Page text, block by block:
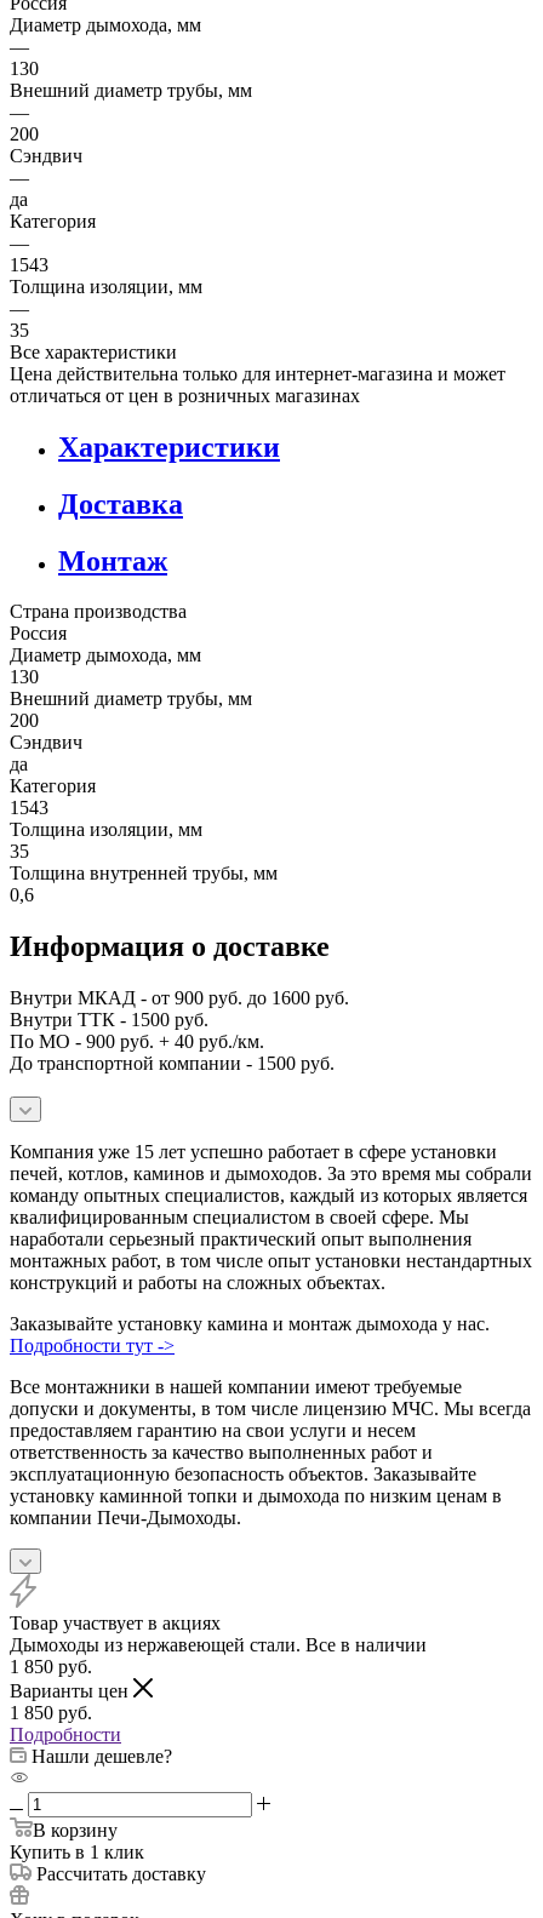
Диаметр дымохода, мм
—
130
Внешний диаметр трубы, мм
—
200
Сэндвич
—
да
Категория
—
1543
Толщина изоляции, мм
—
35
Все характеристики
Цена действительна только для интернет-магазина и может
отличаться от цен в розничных магазинах
Характеристики
Доставка
Монтаж
Страна производства
Россия
Диаметр дымохода, мм
130
Внешний диаметр трубы, мм
200
Сэндвич
да
Категория
1543
Толщина изоляции, мм
35
Толщина внутренней трубы, мм
0,6
Информация о доставке
Внутри МКАД - от 900 руб. до 1600 руб.
Внутри ТТК - 1500 руб.
По МО - 900 руб. + 40 руб./км.
До транспортной компании - 1500 руб.
Компания уже 15 лет успешно работает в сфере установки
печей, котлов, каминов и дымоходов. За это время мы собрали
команду опытных специалистов, каждый из которых является
квалифицированным специалистом в своей сфере. Мы
наработали серьезный практический опыт выполнения
монтажных работ, в том числе опыт установки нестандартных
конструкций и работы на сложных объектах.
Заказывайте установку камина и монтаж дымохода у нас.
Подробности тут ->
Все монтажники в нашей компании имеют требуемые
допуски и документы, в том числе лицензию МЧС. Мы всегда
предоставляем гарантию на свои услуги и несем
ответственность за качество выполненных работ и
эксплуатационную безопасность объектов. Заказывайте
установку каминной топки и дымохода по низким ценам в
компании Печи-Дымоходы.
Товар участвует в акциях
Дымоходы из нержавеющей стали. Все в наличии
1 850 руб.
Варианты цен
1 850 руб.
Подробности
Нашли дешевле?
В корзину
Купить в 1 клик
Рассчитать доставку